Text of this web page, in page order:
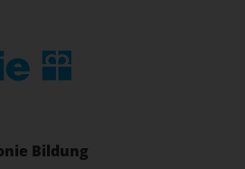
Bildung